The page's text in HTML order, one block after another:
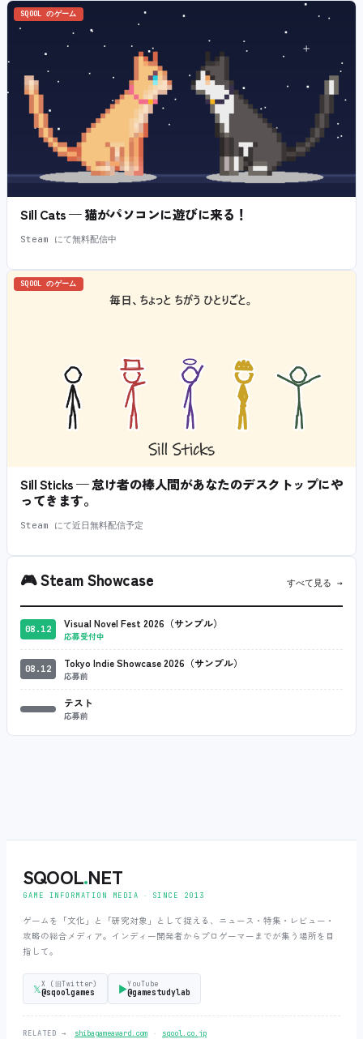
SQOOL のゲーム
Sill Cats — 猫がパソコンに遊びに来る！
Steam にて無料配信中
SQOOL のゲーム
Sill Sticks — 怠け者の棒人間があなたのデスクトップにや
ってきます。
Steam にて近日無料配信予定
🎮Steam Showcase すべて見る →
08.12 Visual Novel Fest 2026（サンプル）
応募受付中
08.12 Tokyo Indie Showcase 2026（サンプル）
応募前
テスト
応募前
SQOOL.NET
GAME INFORMATION MEDIA ‧ SINCE 2013
ゲームを「文化」と「研究対象」として捉える、ニュース・特集・レビュー・
攻略の総合メディア。インディー開発者からプロゲーマーまでが集う場所を目
指して。
𝕏 X (旧Twitter)
@sqoolgames ▶YouTube
@gamestudylab
RELATED → shibagameaward.com ‧ sqool.co.jp